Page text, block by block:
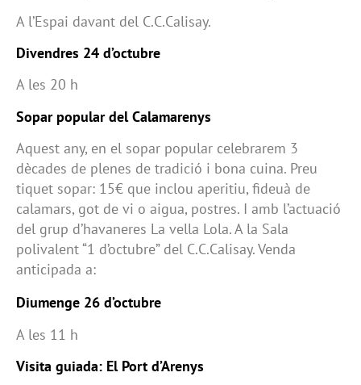
A l’Espai davant del C.C.Calisay.
Divendres 24 d’octubre
A les 20 h
Sopar popular del Calamarenys
Aquest any, en el sopar popular celebrarem 3
dècades de plenes de tradició i bona cuina. Preu
tiquet sopar: 15€ que inclou aperitiu, fideuà de
calamars, got de vi o aigua, postres. I amb l’actuació
del grup d’havaneres La vella Lola. A la Sala
polivalent “1 d’octubre” del C.C.Calisay. Venda
anticipada a:
Diumenge 26 d’octubre
A les 11 h
Visita guiada: El Port d’Arenys